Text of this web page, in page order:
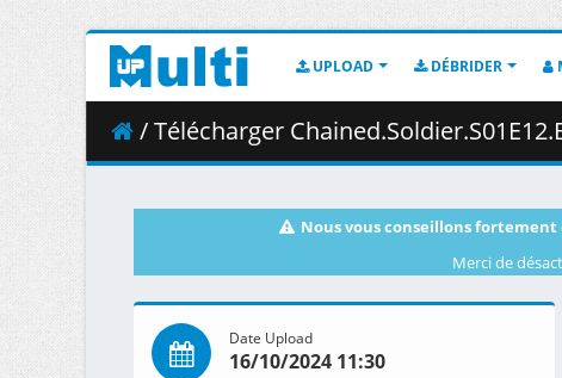
UPLOAD DÉBRIDER
/ Télécharger
Nous vous conseillons
Merci de
Date Upload
16/10/2024 11:30